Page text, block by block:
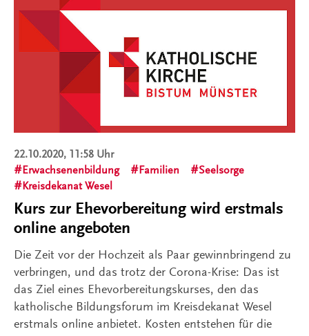
22.10.2020, 11:58 Uhr
Erwachsenenbildung
Familien
Seelsorge
Kreisdekanat Wesel
Kurs zur Ehevorbereitung wird erstmals
online angeboten
Die Zeit vor der Hochzeit als Paar gewinnbringend zu
verbringen, und das trotz der Corona-Krise: Das ist
das Ziel eines Ehevorbereitungskurses, den das
katholische Bildungsforum im Kreisdekanat Wesel
erstmals online anbietet. Kosten entstehen für die